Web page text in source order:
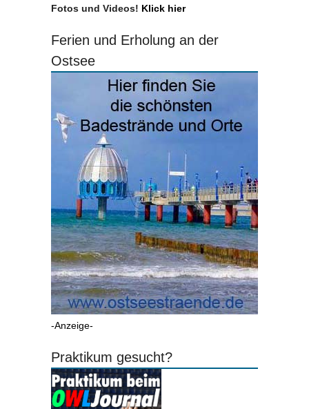
Fotos und Videos! Klick hier
Ferien und Erholung an der
Ostsee
-Anzeige-
Praktikum gesucht?